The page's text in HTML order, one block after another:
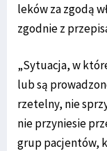
leków za zgodą
zgodnie z
„Sytuacja, w
lub są
rzetelny, nie
nie przyniesie
grup pacjentów,